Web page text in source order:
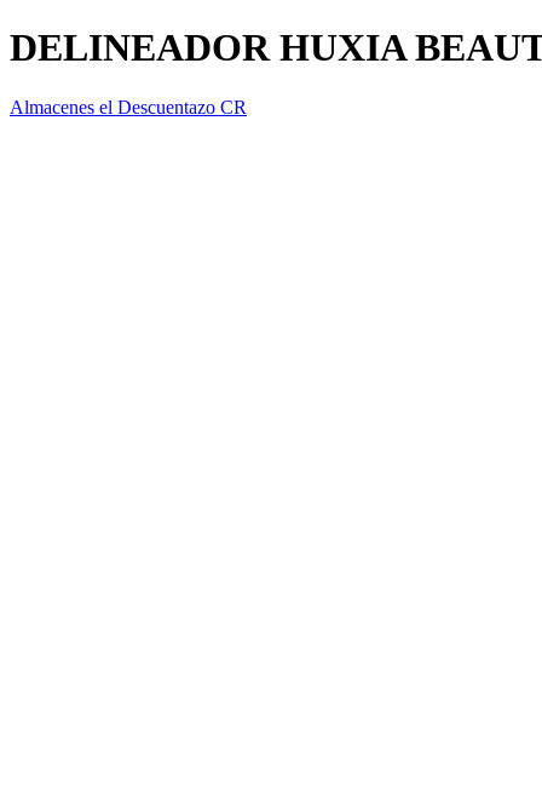
DELINEADOR HUXIA
Almacenes el Descuentazo CR